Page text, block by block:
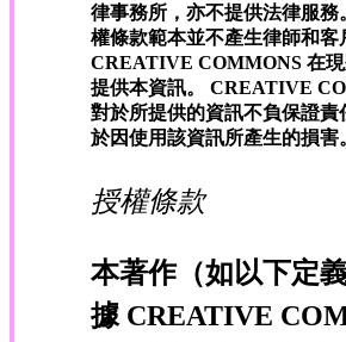
律事務所，亦不提供法律服務
權條款範本並不產生律師和客
CREATIVE COMMONS 在
提供本資訊。 CREATIVE
對於所提供的資訊不負保證責
於因使用該資訊所產生的損害
授權條款
本著作（如以下定
據 CREATIVE